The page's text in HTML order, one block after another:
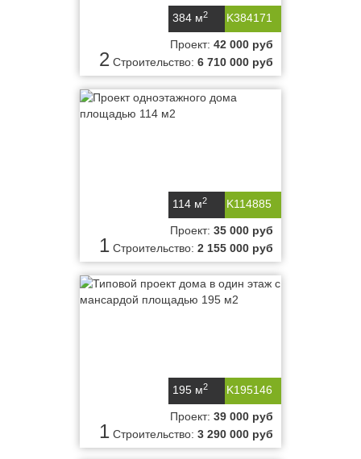
K384171
384 м2
2
Проект: 42 000 руб
Строительство: 6 710 000 руб
K114885
114 м2
1
Проект: 35 000 руб
Строительство: 2 155 000 руб
K195146
195 м2
1
Проект: 39 000 руб
Строительство: 3 290 000 руб